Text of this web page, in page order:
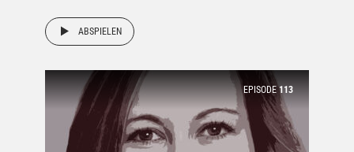
ABSPIELEN
EPISODE 113